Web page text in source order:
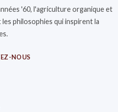
'60, l'agriculture organique et
philosophies qui inspirent la
NOUS